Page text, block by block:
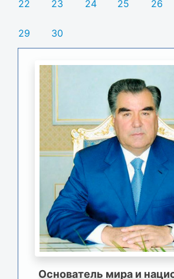
22 23 24 25 26
29 30
Основатель мира и